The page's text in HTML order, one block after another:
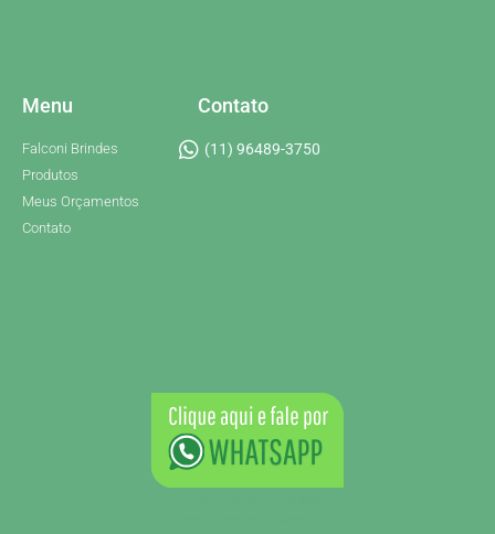
Menu
Falconi Brindes
Produtos
Meus Orçamentos
Contato
Contato
(11) 96489-3750